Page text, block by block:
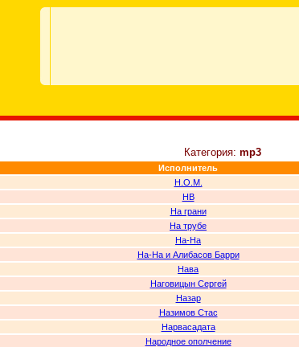
Категория: mp3
Исполнитель
Н.О.М.
НВ
На грани
На трубе
На-На
На-На и Алибасов Барри
Нава
Наговицын Сергей
Назар
Назимов Стас
Нарвасадата
Народное ополчение